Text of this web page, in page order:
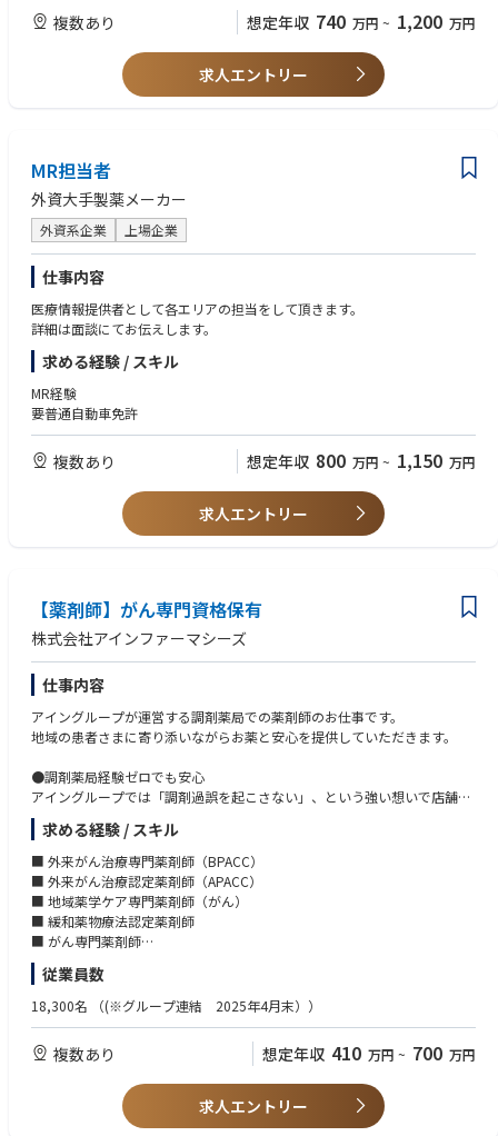
・大規模投資を伴うシステム開発の大型プロジェクトに携わる機会が多く
据えており、その方針のもと、IT投資にも積極的に取り組んでいます。）
・ビジネス部門やシステムユーザーと相対する機会が多くあります（事業
【顧客・ユーザー】
・各業務領域におけるビジネス部門
（設計、品質、CRM、SCM、販売、会計、経理、人事等）
※システムユーザーとしては、SCKを中心としたSSSグループの全従業員
【案件／PJの事例】
・金額約10億円、人数規模30名程、期間約2年
・金額約200億円、人数規模500人程、期間約5年
・金額約2千万円、人数規模4名（社員1名ベンダー3名）、期間約半年
※基本的には、複数名体制のチームへの配属となります。
【担当フェーズ】
各種ITプロジェクトにおいて、PMO・PL等として企画構想～要件定義を担
当
※基本設計以降のフェーズはベンダーコントロールが中心となります。
※IS組織内のマネジメントの方、ビジネス部門の担当者やベンダーの方と
【歓迎条件】
・ソフトウェア開発における要件定義～運用保守まで一連の工程の経験
・ソフトウェア開発プロジェクトにおけるPMやPLの経験
・特定言語やOSの開発スキル
・PMBOK理解やPMO経験などのプロジェクト管理スキル ※入社後身に
・ビジネス課題に向き合い、ビジネス部門やシステムユーザーと関係性を
築きながら推進していける方
・コミュニケーションが得意で、積極的なマインドをもって取り組んで頂
ける方
複数あり 想定年収 740 万円 ~ 1,200 万円
求人エントリー
MR担当者
外資大手製薬メーカー
外資系企業 上場企業
仕事内容
医療情報提供者として各エリアの担当をして頂きます。
詳細は面談にてお伝えします。
求める経験 / スキル
MR経験
要普通自動車免許
複数あり 想定年収 800 万円 ~ 1,150 万円
求人エントリー
【薬剤師】がん専門資格保有
株式会社アインファーマシーズ
仕事内容
アイングループが運営する調剤薬局での薬剤師のお仕事です。
地域の患者さまに寄り添いながらお薬と安心を提供していただきます。
●調剤薬局経験ゼロでも安心
アイングループでは「調剤過誤を起こさない」、という強い想いで店舗にI
T技術を活用した調剤過誤防止システムを導入しています。
安全と患者さまの待ち時間短縮を目指し、服薬指導などの薬剤師の本来業
務に注力することができる環境をつくっています。
ご入社後はオリジナルの教育システムを用い、スタッフがサポートします
のでご安心ください。
●多彩なキャリアアップ
ていくことを応援します。
専門薬剤師や薬局長などのステップアップはもちろんですが、社内のキャ
リアチャレンジ制度にて人事部や経理部、
化粧品開発など薬剤師の枠を超えて活躍している社員も多くいます！
求める経験 / スキル
■ 外来がん治療専門薬剤師（BPACC）
■ 外来がん治療認定薬剤師（APACC）
■ 地域薬学ケア専門薬剤師（がん）
■ 緩和薬物療法認定薬剤師
■ がん専門薬剤師
■ がん指導薬剤師
従業員数
18,300名 （(※グループ連結 2025年4月末））
複数あり 想定年収 410 万円 ~ 700 万円
求人エントリー